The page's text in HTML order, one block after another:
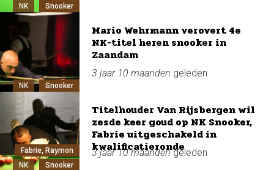
NK Snooker
NK Snooker
Mario Wehrmann verovert 4e
NK-titel heren snooker in
Zaandam
3 jaar 10 maanden geleden
Fabrie, Raymon
NK
Snooker
Titelhouder Van Rijsbergen wil
zesde keer goud op NK Snooker,
Fabrie uitgeschakeld in
kwalificatieronde
3 jaar 10 maandengeleden